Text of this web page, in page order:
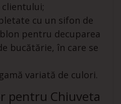
cu un sifon de
pentru decuparea
bucătărie, în care se
variată de culori.
pentru Chiuveta